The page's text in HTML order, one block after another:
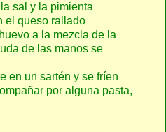
sal y la pimienta
el queso rallado
a la mezcla de la
de las manos se
en un sartén y se fríen
por alguna pasta,